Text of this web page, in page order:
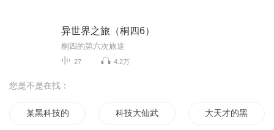
异世界之旅（桐四6）
桐四的第六次旅途
27 4.2万
您是不是在找：
某黑科技的主神 科技大仙武 大天才的黑科技